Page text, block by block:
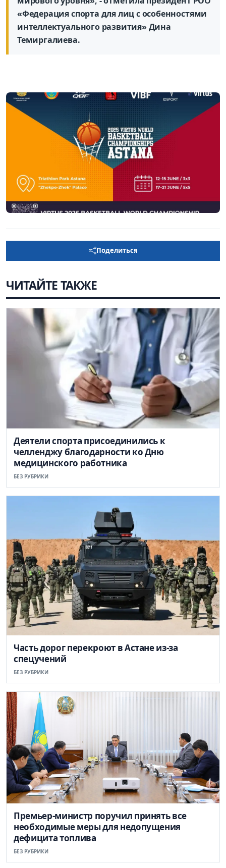
«Федерация спорта для лиц с особенностями
интеллектуального развития» Дина
Темиргалиева.
Поделиться
ЧИТАЙТЕ ТАКЖЕ
Деятели спорта присоединились к
челленджу благодарности ко Дню
медицинского работника
БЕЗ РУБРИКИ
Часть дорог перекроют в Астане из-за
спецучений
БЕЗ РУБРИКИ
Премьер-министр поручил принять все
необходимые меры для недопущения
дефицита топлива
БЕЗ РУБРИКИ